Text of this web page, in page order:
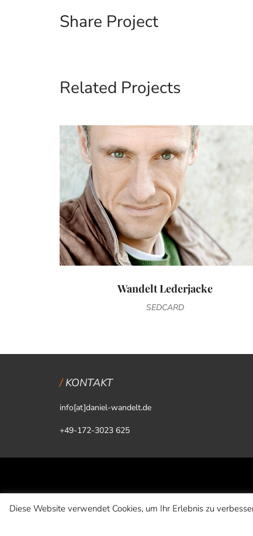
Share Project
Related Projects
Wandelt Lederjacke
SEDCARD
KONTAKT
info[at]daniel-wandelt.de
+49-172-3023 625
Diese Website verwendet Cookies, um Ihr Erlebnis zu